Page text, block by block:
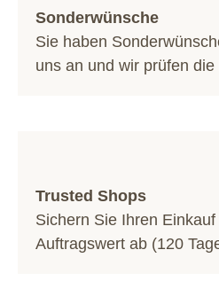
Sonderwünsche
Sie haben
uns an und wir prüfen
Trusted Shops
Sichern Sie Ihren
Auftragswert ab (120